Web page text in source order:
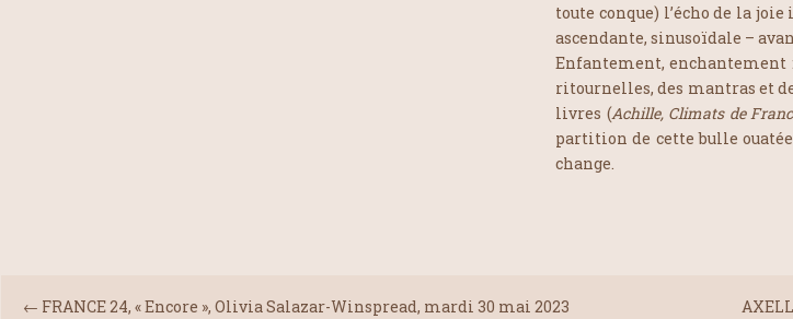
toute conque) l’écho de la
ascendante, sinusoïdale –
Enfantement, enchantement
ritournelles, des mantras et
livres (Achille, Climats de
partition de cette bulle
change.
← FRANCE 24, « Encore », Olivia Salazar-Winspread, mardi 30 mai 2023